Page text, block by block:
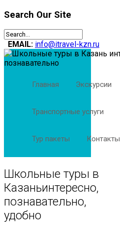
Наши
контакты
Contact
kzn.ru
Главная
Search Our Site
EMAIL: info@itravel-kzn.ru
Главная Экскурсии
Транспортные услуги
Тур пакеты Контакты
Школьные туры в
Казаньинтересно,
познавательно,
удобно